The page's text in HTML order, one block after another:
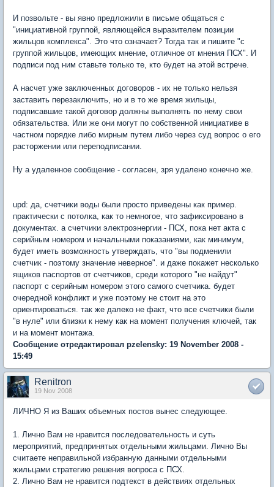
И позвольте - вы явно предложили в письме общаться с
"инициативной группой, являющейся выразителем позиции
жильцов комплекса". Это что означает? Тогда так и пишите "с
группой жильцов, имеющих мнение, отличное от мнения ПСХ". И
подписи под ним ставьте только те, кто будет на этой встрече.
А насчет уже заключенных договоров - их не только нельзя
заставить перезаключить, но и в то же время жильцы,
подписавшие такой договор должны выполнять по нему свои
обязательства. Или же они могут по собственной инициативе в
частном порядке либо мирным путем либо через суд вопрос о его
расторжении или переподписании.
Ну а удаленное сообщение - согласен, зря удалено конечно же.
upd: да, счетчики воды были просто приведены как пример.
практически с потолка, как то немногое, что зафиксировано в
документах. а счетчики электроэнергии - ПСХ, пока нет акта с
серийным номером и начальными показаниями, как минимум,
будет иметь возможность утверждать, что "вы подменили
счетчик - поэтому значение неверное". и даже покажет несколько
ящиков паспортов от счетчиков, среди которого "не найдут"
паспорт с серийным номером этого самого счетчика. будет
очередной конфликт и уже поэтому не стоит на это
ориентироваться. так же далеко не факт, что все счетчики были
"в нуле" или близки к нему как на момент получения ключей, так
и на момент монтажа.
Сообщение отредактировал pzelensky: 19 November 2008 -
15:49
Renitron
19 Nov 2008
ЛИЧНО Я из Ваших объемных постов вынес следующее.
1. Лично Вам не нравится последовательность и суть
мероприятий, предпринятых отдельными жильцами. Лично Вы
считаете неправильной избранную данными отдельными
жильцами стратегию решения вопроса с ПСХ.
2. Лично Вам не нравится подтекст в действиях отдельных